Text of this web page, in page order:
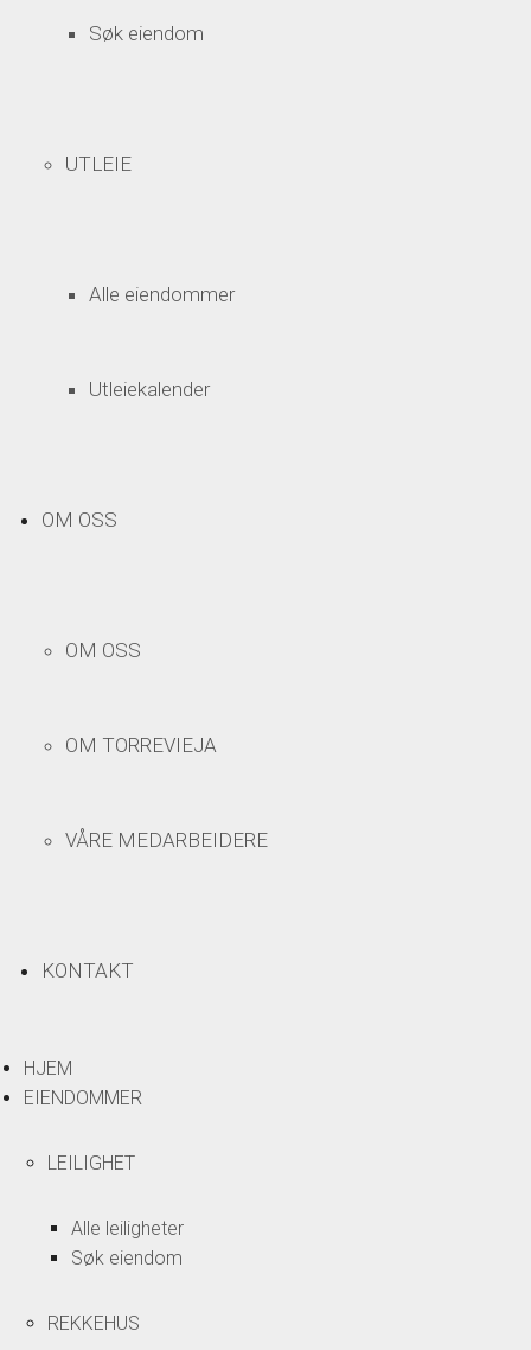
Søk eiendom
UTLEIE
Alle eiendommer
Utleiekalender
OM OSS
OM OSS
OM TORREVIEJA
VÅRE MEDARBEIDERE
KONTAKT
HJEM
EIENDOMMER
LEILIGHET
Alle leiligheter
Søk eiendom
REKKEHUS